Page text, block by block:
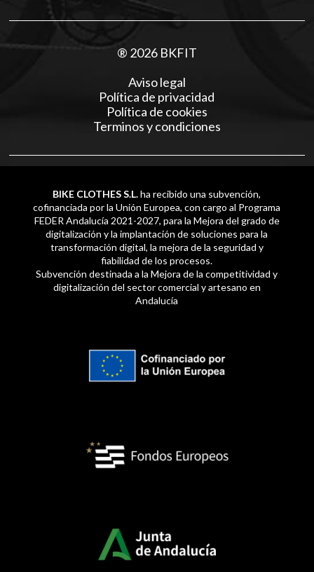
® 2026 BKFIT
Aviso legal
Política de privacidad
Política de cookies
Terminos y condiciones
BIKE CLOTHES S.L.ha recibido una subvención,
cofinanciada por la Unión Europea, con cargo al Programa
FEDER Andalucía 2021-2027, para la Mejora del grado de
digitalización y la implantación de soluciones para la
transformación digital, la mejora de la seguridad y
fiabilidad de los procesos.
Subvención destinada a la Mejora de la competitividad y
digitalización del sector comercial y artesano en
Andalucía